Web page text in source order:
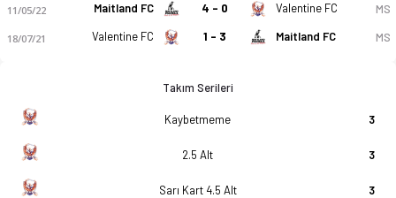
11/05/22 Maitland FC 4 - 0 Valentine FC MS
18/07/21 Valentine FC 1 - 3 Maitland FC MS
Takım Serileri
Kaybetmeme 3
2.5 Alt 3
Sarı Kart 4.5 Alt 3